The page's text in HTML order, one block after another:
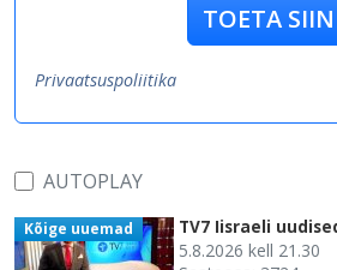
TOETA SIIN
Privaatsuspoliitika
AUTOPLAY
Kõige uuemad TV7 Iisraeli
5.8.2026 kell 21.30